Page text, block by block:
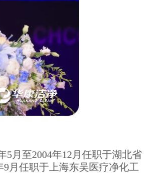
5月至2004年12月任职于湖北省
9月任职于上海东吴医疗净化工